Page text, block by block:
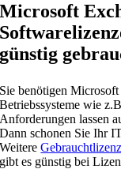
Microsoft
günstig
Sie benötigen
Betriebssysteme wie
Anforderungen lassen
Dann schonen Sie Ihr
Weitere
gibt es günstig bei